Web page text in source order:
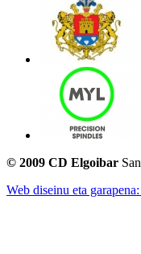
© 2009 CD Elgoibar
Web diseinu eta